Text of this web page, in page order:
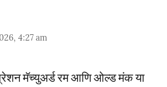
4:27 am
मॅच्युअर्ड रम आणि ओल्ड मंक या